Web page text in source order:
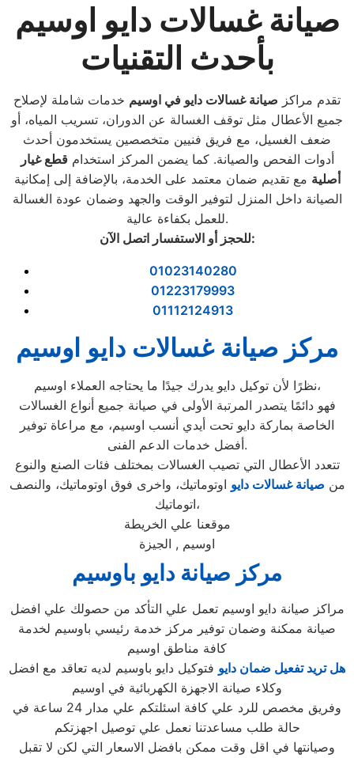
صيانة غسالات دايو اوسيم
بأحدث التقنيات
تقدم مراكز صيانة غسالات دايو في اوسيم خدمات شاملة لإصلاح
جميع الأعطال مثل توقف الغسالة عن الدوران، تسريب المياه، أو
ضعف الغسيل، مع فريق فنيين متخصصين يستخدمون أحدث
أدوات الفحص والصيانة. كما يضمن المركز استخدامقطع غيار
أصلية مع تقديم ضمان معتمد على الخدمة، بالإضافة إلى إمكانية
الصيانة داخل المنزل لتوفير الوقت والجهد وضمان عودة الغسالة
للعمل بكفاءة عالية.
للحجز أو الاستفسار اتصل الآن:
01023140280
01223179993
01112124913
مركز صيانة غسالات دايو اوسيم
نظرًا لأن توكيل دايو يدرك جيدًا ما يحتاجه العملاء اوسيم،
فهو دائمًا يتصدر المرتبة الأولى في صيانة جميع أنواع الغسالات
الخاصة بماركة دايو تحت أيدي أنسب اوسيم، مع مراعاة توفير
أفضل خدمات الدعم الفنى.
تتعدد الأعطال التي تصيب الغسالات بمختلف فئات الصنع والنوع
من صيانة غسالات دايو اوتوماتيك، واخرى فوق اوتوماتيك، والنصف
اتوماتيك،
موقعنا علي الخريطة
اوسيم , الجيزة
مركز صيانة دايو باوسيم
مراكز صيانة دايو اوسيم تعمل علي التأكد من حصولك علي افضل
صيانة ممكنة وضمان توفير مركز خدمة رئيسي باوسيم لخدمة
كافة مناطق اوسيم
هل تريد تفعيل ضمان دايو فتوكيل دايو باوسيم لديه تعاقد مع افضل
وكلاء صيانة الاجهزة الكهربائية في اوسيم
وفريق مخصص للرد علي كافة اسئلتكم علي مدار 24 ساعة في
حالة طلب مساعدتنا نعمل علي توصيل اجهزتكم
وصيانتها في اقل وقت ممكن بافضل الاسعار التي لكن لا تقبل